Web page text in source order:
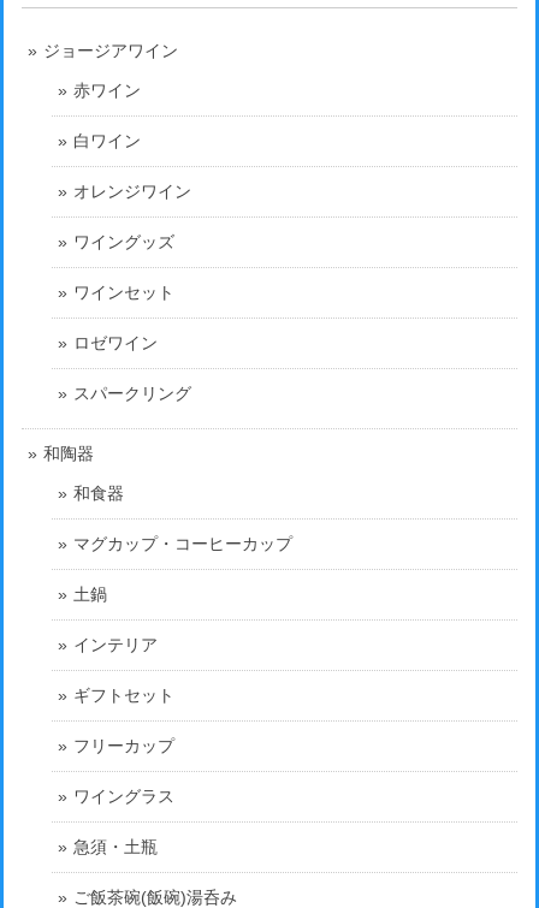
ジョージアワイン
赤ワイン
白ワイン
オレンジワイン
ワイングッズ
ワインセット
ロゼワイン
スパークリング
和陶器
和食器
マグカップ・コーヒーカップ
土鍋
インテリア
ギフトセット
フリーカップ
ワイングラス
急須・土瓶
ご飯茶碗(飯碗)湯呑み